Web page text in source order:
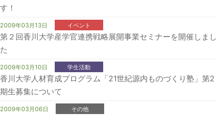
す！
2009年03月13日 イベント
第２回香川大学産学官連携戦略展開事業セミナーを開催しまし
た
2009年03月10日 学生活動
香川大学人材育成プログラム「21世紀源内ものづくり塾」第2
期生募集について
2009年03月06日 その他